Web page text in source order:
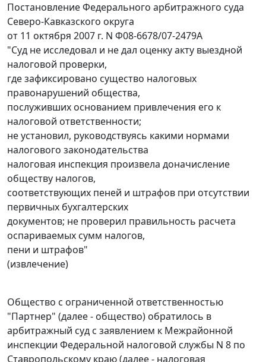
Постановление Федерального арбитражного суда
Северо-Кавказского округа
от 11 октября 2007 г. N Ф08-6678/07-2479А
"Суд не исследовал и не дал оценку акту выездной
налоговой проверки,
где зафиксировано существо налоговых
правонарушений общества,
послуживших основанием привлечения его к
налоговой ответственности;
не установил, руководствуясь какими нормами
налогового законодательства
налоговая инспекция произвела доначисление
обществу налогов,
соответствующих пеней и штрафов при отсутствии
первичных бухгалтерских
документов; не проверил правильность расчета
оспариваемых сумм налогов,
пени и штрафов"
(извлечение)
Общество с ограниченной ответственностью
"Партнер" (далее - общество) обратилось в
арбитражный суд с заявлением к Межрайонной
инспекции Федеральной налоговой службы N 8 по
Ставропольскому краю (далее - налоговая